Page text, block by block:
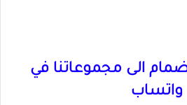
الى مجموعاتنا في
واتساب